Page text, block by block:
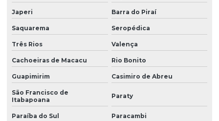
Empresa de abastecimento de alimentos
Empresa de abastecimento de mercearia
Empresa de distribuição em sp
Empresa distribuidora
Empresa distribuidora para empresas
Empresa distribuidora em sp
Fornecedor de capsulas de cafe
Japeri Barra do Piraí
Saquarema Seropédica
Três Rios Valença
Cachoeiras de Macacu Rio Bonito
Guapimirim Casimiro de Abreu
São Francisco de
Itabapoana
Paraty
Paraíba do Sul Paracambi